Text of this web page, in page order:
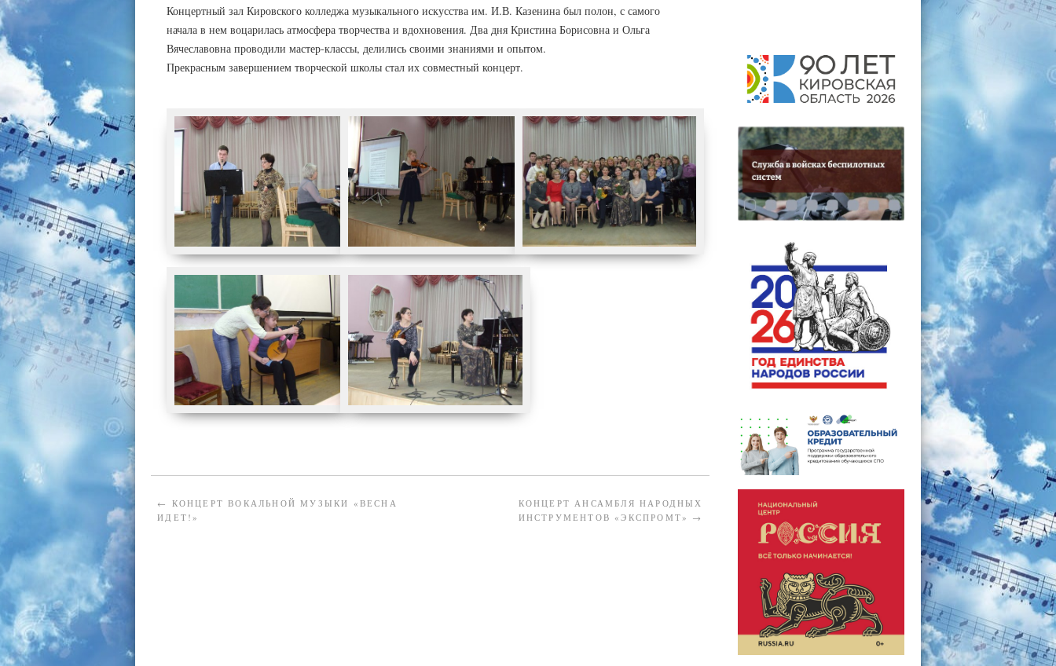
Концертный зал Кировского колледжа музыкального искусства им. И.В. Казенина был полон, с самого
начала в нем воцарилась атмосфера творчества и вдохновения. Два дня Кристина Борисовна и Ольга
Вячеславовна проводили мастер-классы, делились своими знаниями и опытом.
Прекрасным завершением творческой школы стал их совместный концерт.
← КОНЦЕРТ ВОКАЛЬНОЙ МУЗЫКИ «ВЕСНА
ИДЕТ!»
КОНЦЕРТ АНСАМБЛЯ НАРОДНЫХ
ИНСТРУМЕНТОВ «ЭКСПРОМТ» →